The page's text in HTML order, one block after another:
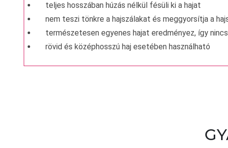
teljes hosszában húzás nélkül fésüli ki a hajat
nem teszi tönkre a hajszálakat és meggyorsítja a
természetesen egyenes hajat eredményez, így
rövid és középhosszú haj esetében használható